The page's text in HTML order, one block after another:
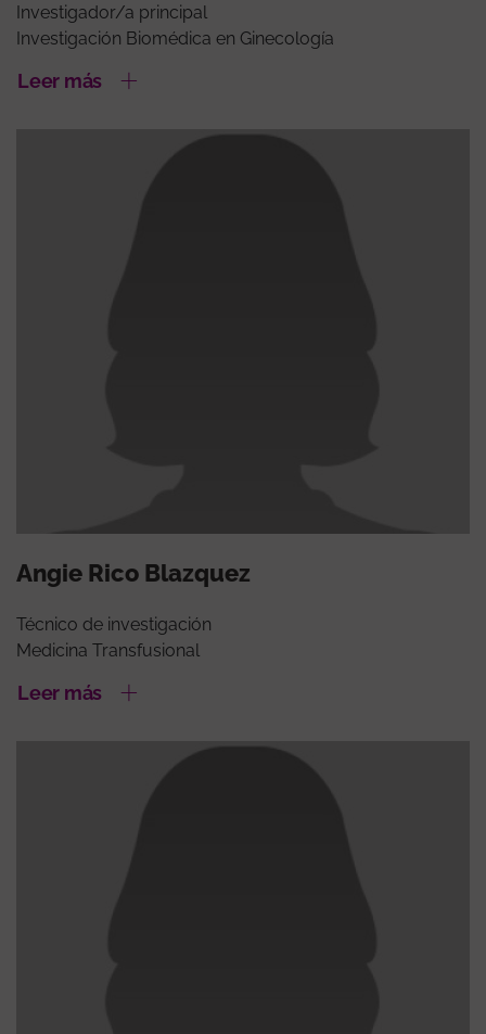
Investigador/a principal
Investigación Biomédica en Ginecología
Leer más
Angie Rico Blazquez
Técnico de investigación
Medicina Transfusional
Leer más